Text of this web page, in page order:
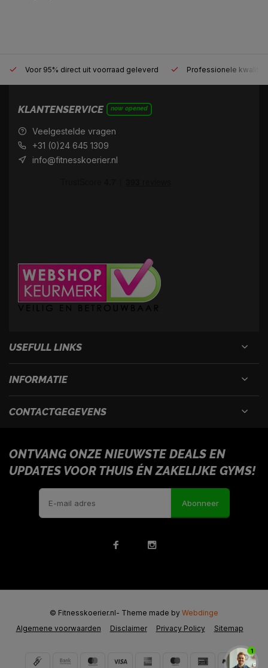
Voor 95% direct uit voorraad geleverd Professionele
KLANTENSERVICE now opened
Veelgestelde vragen
+31 (0)24 645 1309
info@fitnesskoerier.nl
USEFULL LINKS
INFORMATIE
CONTACTGEGEVENS
ONTVANG ONZE NIEUWSTE DEALS EN
UPDATES VOOR THUIS ÉN ZAKELIJKE GYMS!
Abonneer
Algemene voorwaarden Disclaimer Privacy Policy Sitemap
© Fitnesskoerier.nl- Theme made by Webdinge
1